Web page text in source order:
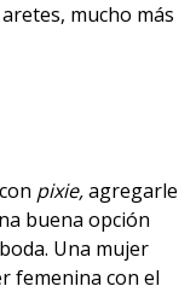
mucho más
pixie,agregarle
buena opción
Una mujer
femenina con el